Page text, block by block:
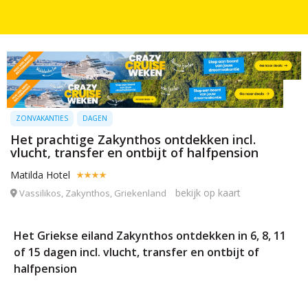
ZONVAKANTIES DAGEN
Het prachtige Zakynthos ontdekken incl.
vlucht, transfer en ontbijt of halfpension
Matilda Hotel
Vassilikos, Zakynthos, Griekenland bekijk op kaart
Het Griekse eiland Zakynthos ontdekken in 6, 8, 11
of 15 dagen incl. vlucht, transfer en ontbijt of
halfpension